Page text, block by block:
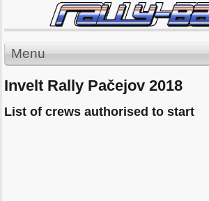
Menu
Invelt Rally Pačejov 2018
List of crews authorised to start